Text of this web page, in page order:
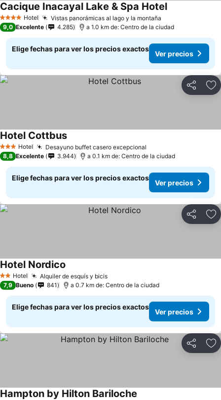
4 EstrellasHotel Vistas panorámicas al lago y la montaña
Cacique Inacayal Lake & Spa HotelVer precios
9,0 Excelente 4.285 a 1.0 km de: Centro de la ciudad
Elige fechas para ver los precios exactos
Ver precios
Compartir
3 Estrellas
Hotel Desayuno buffet casero excepcional
Hotel CottbusVer precios
8,8 Excelente 3.944 a 0.1 km de: Centro de la ciudad
Elige fechas para ver los precios exactos
Ver precios
Compartir
2 Estrellas
Hotel Alquiler de esquís y bicisVer precios
Hotel Nordico
7,9 Bueno 841 a 0.7 km de: Centro de la ciudad
Elige fechas para ver los precios exactos
Ver precios
Compartir
Hampton by Hilton Bariloche